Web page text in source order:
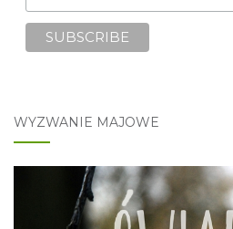
WYZWANIE MAJOWE